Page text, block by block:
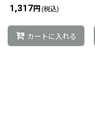
1,317円 (税込)
カートに入れる